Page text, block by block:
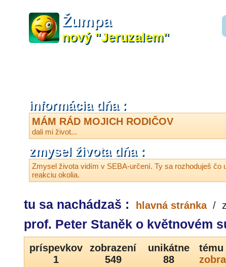
Žumpa
nový "Jeruzalem"
informácia dňa :
MÁM RÁD MOJICH RODIČOV
dali mi život...
zmysel života dňa :
Zmysel života vidím v SEBA-určení. Ty sa rozhoduješ
reakciu okolia.
tu sa nachádzaš : hlavná stránka /
prof. Peter Staněk o květnovém
príspevkov
1
zobrazení
549
unikátne
88
tému